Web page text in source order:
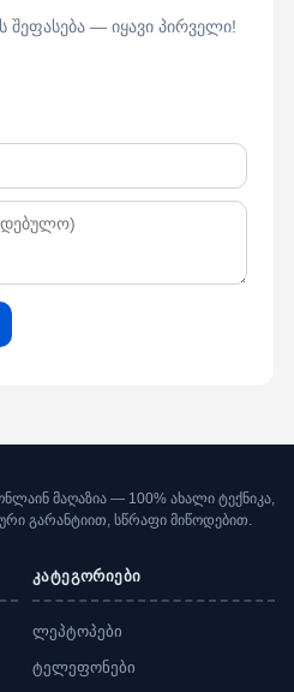
შეფასება — იყავი პირველი!
მაღაზია — 100% ახალი ტექნიკა,
გარანტიით, სწრაფი მიწოდებით.
კატეგორიები
ლეპტოპები
ტელეფონები